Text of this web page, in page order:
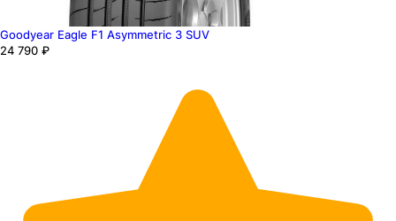
Goodyear Eagle F1 Asymmetric 3 SUV
24 790 ₽